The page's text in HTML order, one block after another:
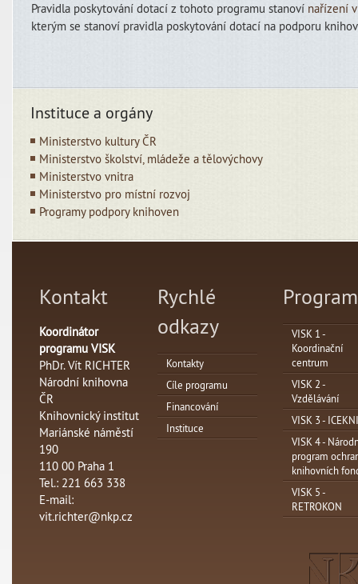
Pravidla poskytování dotací z tohoto programu stanoví nařízení
kterým se stanoví pravidla poskytování dotací na podporu
Instituce a orgány
Ministerstvo kultury ČR
Ministerstvo školství, mládeže a tělovýchovy
Ministerstvo vnitra
Ministerstvo pro místní rozvoj
Programy podpory knihoven
Kontakt
Koordinátor
programu VISK
PhDr. Vít RICHTER
Národní knihovna
ČR
Knihovnický institut
Mariánské náměstí
190
110 00 Praha 1
Tel.: 221 663 338
E-mail:
vit.richter@nkp.cz
Rychlé
odkazy
Kontakty
Cíle programu
Financování
Instituce
VISK 1 -
Koordinační
centrum
VISK 2 -
Vzdělávání
VISK 3 - ICEKNI
VISK 4 -
program
knihovních
VISK 5 -
RETROKON